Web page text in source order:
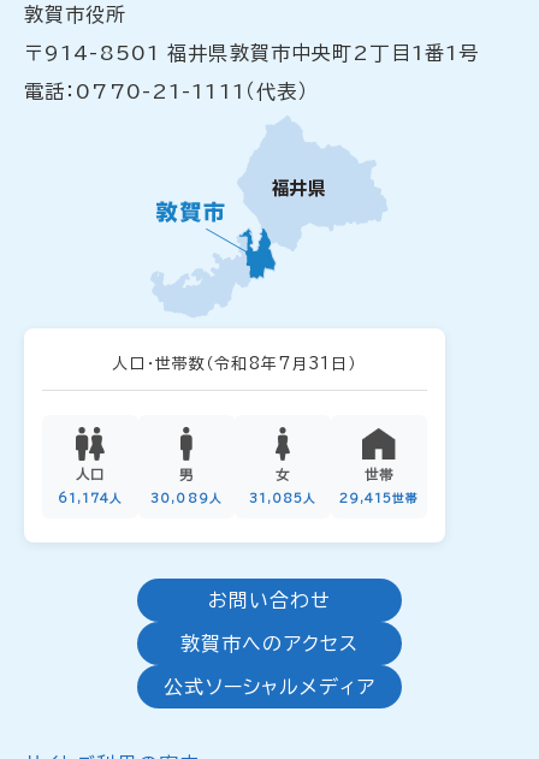
敦賀市役所
〒914-8501 福井県敦賀市中央町2丁目1番1号
電話：0770-21-1111（代表）
人口・世帯数 （令和8年7月31日）
人口
61,174人
男
30,089人
女
31,085人
世帯
29,415世帯
お問い合わせ
敦賀市へのアクセス
公式ソーシャルメディア